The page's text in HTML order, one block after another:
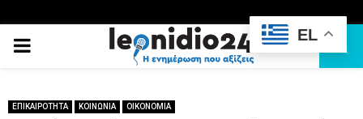
PRIMARY
ΕΠΙΚΑΙΡΟΤΗΤΑ ΚΟΙΝΩΝΙΑ ΟΙΚΟΝΟΜΙΑ
EL